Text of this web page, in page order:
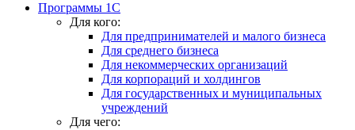
Программы 1С
Для кого:
Для предпринимателей и малого бизнеса
Для среднего бизнеса
Для некоммерческих организаций
Для корпораций и холдингов
Для государственных и муниципальных
учреждений
Для чего: